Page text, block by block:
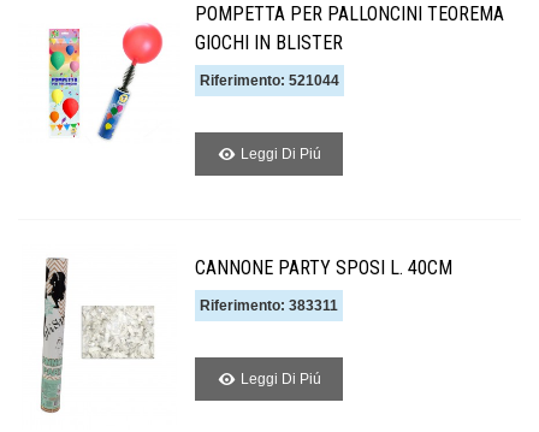
POMPETTA PER PALLONCINI TEOREMA
GIOCHI IN BLISTER
Riferimento: 521044
Leggi Di Piú
CANNONE PARTY SPOSI L. 40CM
Riferimento: 383311
Leggi Di Piú